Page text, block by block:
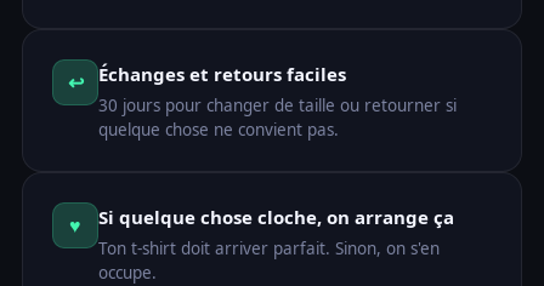
↩ Échanges et retours faciles
30 jours pour changer de taille ou retourner si
quelque chose ne convient pas.
♥ Si quelque chose cloche, on arrange ça
Ton t-shirt doit arriver parfait. Sinon, on s'en
occupe.